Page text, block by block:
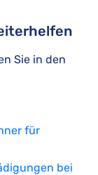
Sie in den
für
bei